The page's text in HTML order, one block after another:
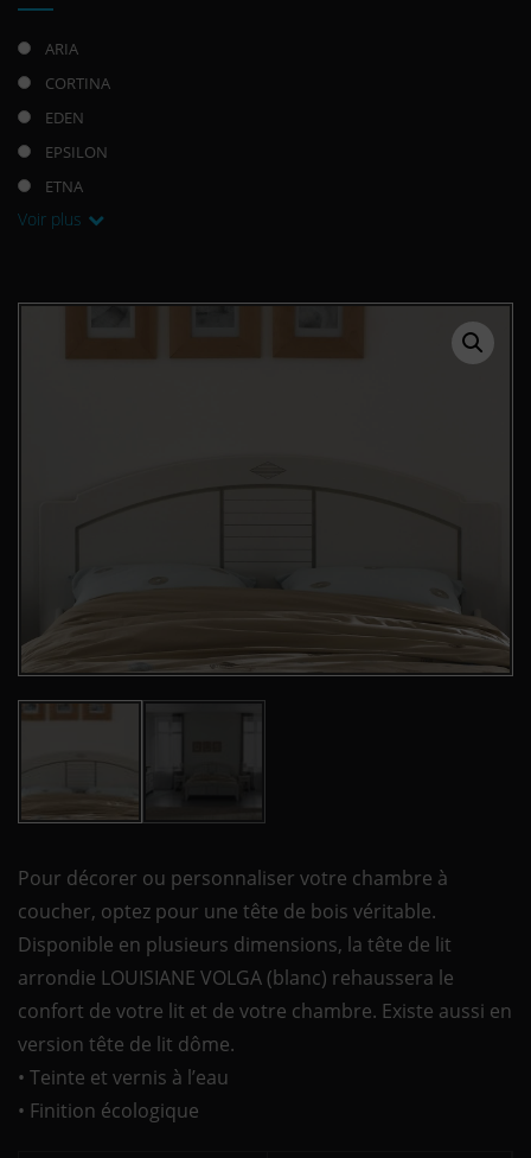
ARIA
CORTINA
EDEN
EPSILON
ETNA
Voir plus
Pour décorer ou personnaliser votre chambre à
coucher, optez pour une tête de bois véritable.
Disponible en plusieurs dimensions, la tête de lit
arrondie LOUISIANE VOLGA (blanc) rehaussera le
confort de votre lit et de votre chambre. Existe aussi en
version tête de lit dôme.
• Teinte et vernis à l’eau
• Finition écologique